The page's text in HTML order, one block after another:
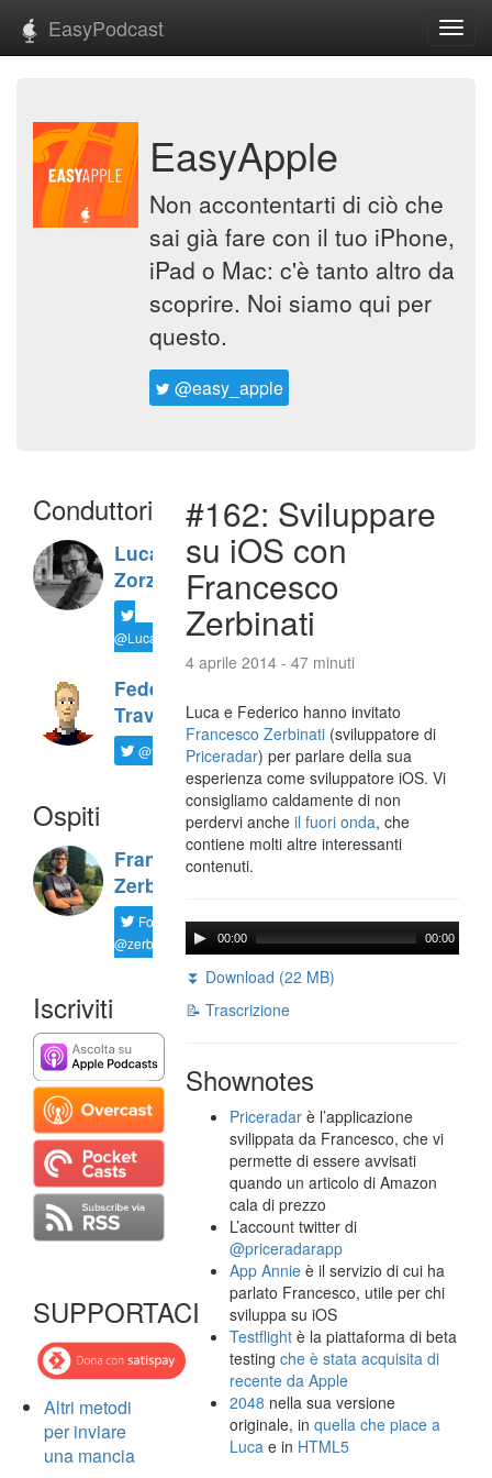
EasyPodcast
EasyApple
Non accontentarti di ciò che
sai già fare con il tuo iPhone,
iPad o Mac: c'è tanto altro da
scoprire. Noi siamo qui per
questo.
@easy_apple
Conduttori
Luca
Zorzi
@LucaTNT
Federico
Travaini
@ftrava
Ospiti
Francesco
Zerbinati
Follow
@zerbfra
Iscriviti
SUPPORTACI
Altri metodi
per inviare
una mancia
#162: Sviluppare
su iOS con
Francesco
Zerbinati
4 aprile 2014 - 47 minuti
Luca e Federico hanno invitato
Francesco Zerbinati (sviluppatore di
Priceradar) per parlare della sua
esperienza come sviluppatore iOS. Vi
consigliamo caldamente di non
perdervi ancheil fuori onda, che
contiene molti altre interessanti
contenuti.
00:00 00:00
⏬ Download (22 MB)
📝 Trascrizione
Shownotes
Priceradar è l’applicazione
svilippata da Francesco, che vi
permette di essere avvisati
quando un articolo di Amazon
cala di prezzo
L’account twitter di
@priceradarapp
App Annie è il servizio di cui ha
parlato Francesco, utile per chi
sviluppa su iOS
Testflight è la piattaforma di beta
testingche è stata acquisita di
recente da Apple
2048 nella sua versione
originale, inquella che piace a
Luca e in HTML5